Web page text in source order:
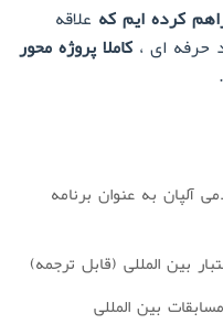
کرده ایم که علاقه
حرفه ای ، کاملا پروژه محور
آلپان به عنوان برنامه
بین المللی (قابل ترجمه)
بین المللی